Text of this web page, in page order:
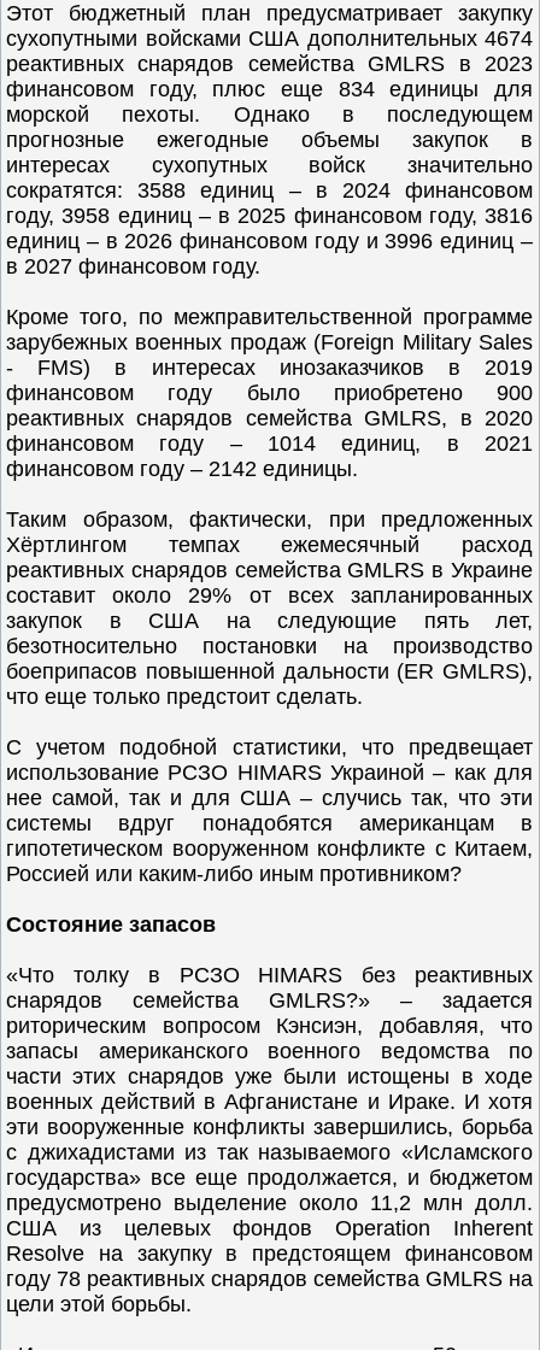
Этот бюджетный план предусматривает закупку
сухопутными войсками США дополнительных 4674
реактивных снарядов семейства GMLRS в 2023
финансовом году, плюс еще 834 единицы для
морской пехоты. Однако в последующем
прогнозные ежегодные объемы закупок в
интересах сухопутных войск значительно
сократятся: 3588 единиц – в 2024 финансовом
году, 3958 единиц – в 2025 финансовом году, 3816
единиц – в 2026 финансовом году и 3996 единиц –
в 2027 финансовом году.
Кроме того, по межправительственной программе
зарубежных военных продаж (Foreign Military Sales
- FMS) в интересах инозаказчиков в 2019
финансовом году было приобретено 900
реактивных снарядов семейства GMLRS, в 2020
финансовом году – 1014 единиц, в 2021
финансовом году – 2142 единицы.
Таким образом, фактически, при предложенных
Хёртлингом темпах ежемесячный расход
реактивных снарядов семейства GMLRS в Украине
составит около 29% от всех запланированных
закупок в США на следующие пять лет,
безотносительно постановки на производство
боеприпасов повышенной дальности (ER GMLRS),
что еще только предстоит сделать.
С учетом подобной статистики, что предвещает
использование РСЗО HIMARS Украиной – как для
нее самой, так и для США – случись так, что эти
системы вдруг понадобятся американцам в
гипотетическом вооруженном конфликте с Китаем,
Россией или каким-либо иным противником?
Состояние запасов
«Что толку в РСЗО HIMARS без реактивных
снарядов семейства GMLRS?» – задается
риторическим вопросом Кэнсиэн, добавляя, что
запасы американского военного ведомства по
части этих снарядов уже были истощены в ходе
военных действий в Афганистане и Ираке. И хотя
эти вооруженные конфликты завершились, борьба
с джихадистами из так называемого «Исламского
государства» все еще продолжается, и бюджетом
предусмотрено выделение около 11,2 млн долл.
США из целевых фондов Operation Inherent
Resolve на закупку в предстоящем финансовом
году 78 реактивных снарядов семейства GMLRS на
цели этой борьбы.